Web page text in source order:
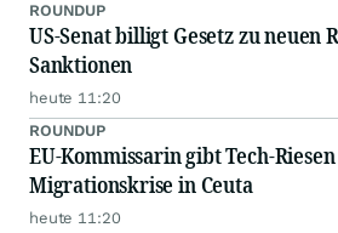
ROUNDUP
US-Senat billigt Gesetz zu neuen
Sanktionen
heute 11:20
ROUNDUP
EU-Kommissarin gibt Tech-
Migrationskrise in Ceuta
heute 11:20